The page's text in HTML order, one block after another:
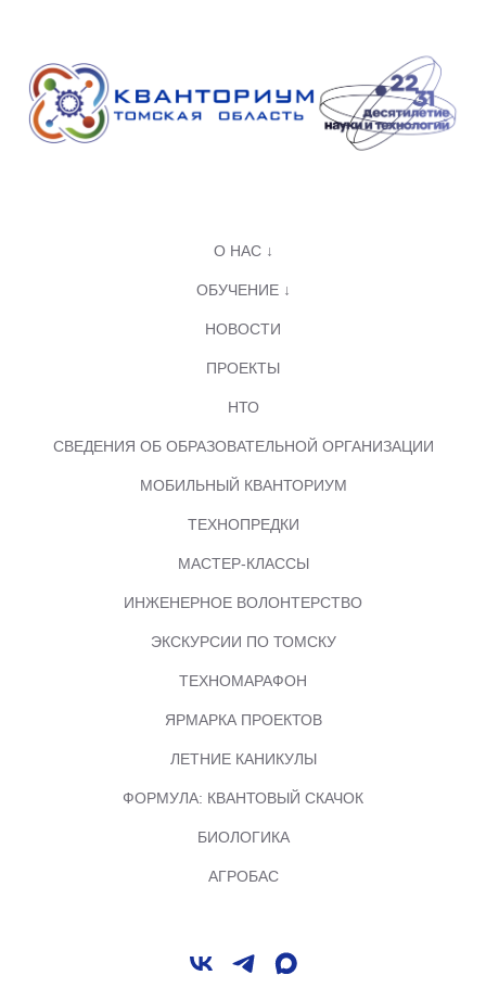
О НАС ↓
ОБУЧЕНИЕ ↓
НОВОСТИ
ПРОЕКТЫ
НТО
СВЕДЕНИЯ ОБ ОБРАЗОВАТЕЛЬНОЙ ОРГАНИЗАЦИИ
МОБИЛЬНЫЙ КВАНТОРИУМ
ТЕХНОПРЕДКИ
МАСТЕР-КЛАССЫ
ИНЖЕНЕРНОЕ ВОЛОНТЕРСТВО
ЭКСКУРСИИ ПО ТОМСКУ
ТЕХНОМАРАФОН
ЯРМАРКА ПРОЕКТОВ
ЛЕТНИЕ КАНИКУЛЫ
ФОРМУЛА: КВАНТОВЫЙ СКАЧОК
БИОЛОГИКА
АГРОБАС